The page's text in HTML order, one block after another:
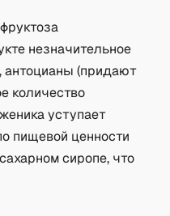
незначительное
антоцианы (придают
количество
уступает
пищевой ценности
сиропе, что